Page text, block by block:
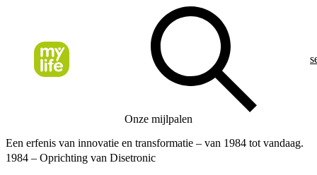
Onze mijlpalen
Een erfenis van innovatie en transformatie – van 1984 tot vandaag.
1984 – Oprichting van Disetronic